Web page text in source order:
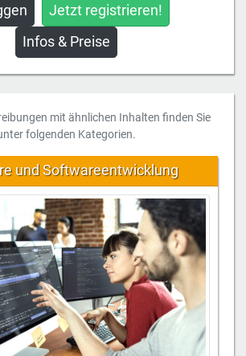
Jetzt registrieren!
Infos & Preise
mit ähnlichen Inhalten finden Sie
folgenden Kategorien.
und Softwareentwicklung